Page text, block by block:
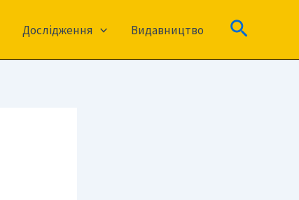
Дослідження Видавництво Пошук